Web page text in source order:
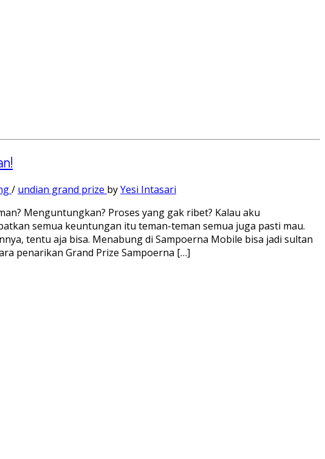
/ undian grand prize byYesi Intasari
Menguntungkan? Proses yang gak ribet? Kalau aku
semua keuntungan itu teman-teman semua juga pasti mau.
tentu aja bisa. Menabung di Sampoerna Mobile bisa jadi sultan
penarikan Grand Prize Sampoerna […]